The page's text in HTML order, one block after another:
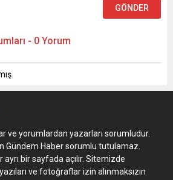
- 0 Yorum
ve yorumlardan yazarları sorumludur.
Gündem Haber sorumlu tutulamaz.
bir sayfada açılır. Sitemizde
ve fotoğraflar izin alınmaksızın